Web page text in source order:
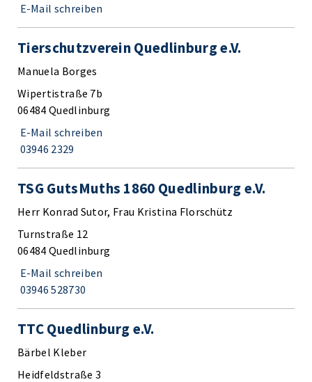
E-Mail schreiben
Tierschutzverein Quedlinburg e.V.
Manuela Borges
Wipertistraße 7b
06484 Quedlinburg
E-Mail schreiben
03946 2329
TSG GutsMuths 1860 Quedlinburg e.V.
Herr Konrad Sutor, Frau Kristina Florschütz
Turnstraße 12
06484 Quedlinburg
E-Mail schreiben
03946 528730
TTC Quedlinburg e.V.
Bärbel Kleber
Heidfeldstraße 3